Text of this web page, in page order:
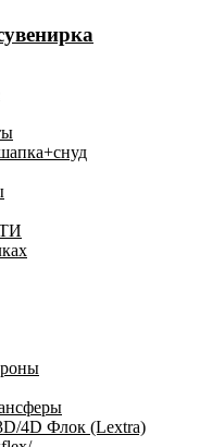
4D Флок (Lextra)